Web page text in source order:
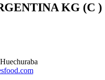
KG (C )